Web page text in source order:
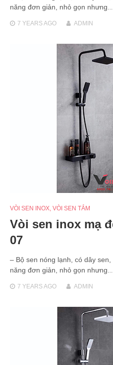
năng đơn giản, nhỏ gọn nhưng…
7 YEARSAGO ADMIN
VÒI SEN INOX, VÒI SEN TẮM
Vòi sen inox mạ
07
– Bộ sen nóng lạnh, có dây
năng đơn giản, nhỏ gọn nhưng…
7 YEARSAGO ADMIN